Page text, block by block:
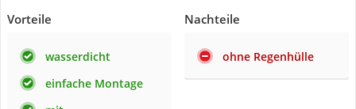
Vorteile
wasserdicht
einfache Montage
Nachteile
ohne Regenhülle